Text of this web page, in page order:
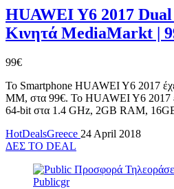
HUAWEI Y6 2017
Κινητά MediaMarkt |
99€
To Smartphone HUAWEI Y6 2017
MM, στα 99€. Το HUAWEI Y6 2017
64-bit στα 1.4 GHz, 2GB RAM,
HotDealsGreece 24 April 2018
ΔΕΣ ΤΟ DEAL